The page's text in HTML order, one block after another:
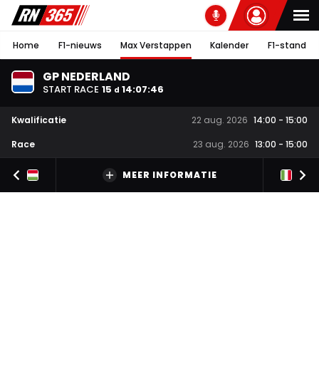
Home F1-nieuws Max Verstappen Kalender F1-stand
GP NEDERLAND
START RACE 15 d 14:07:45
Kwalificatie 22 aug. 2026 14:00 - 15:00
Race
23 aug. 2026 13:00 - 15:00
MEER INFORMATIE